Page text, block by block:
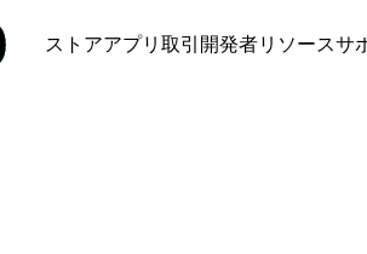
ストアアプリ 取引 開発者リソースサ